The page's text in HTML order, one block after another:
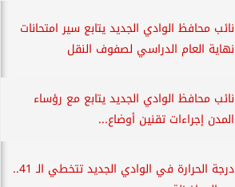
نائب محافظ الوادي الجديد يتابع سير امتحانات
نهاية العام الدراسي لصفوف النقل
نائب محافظ الوادي الجديد يتابع مع رؤساء
المدن إجراءات تقنين أوضاع...
درجة الحرارة في الوادي الجديد تتخطي الـ 41..